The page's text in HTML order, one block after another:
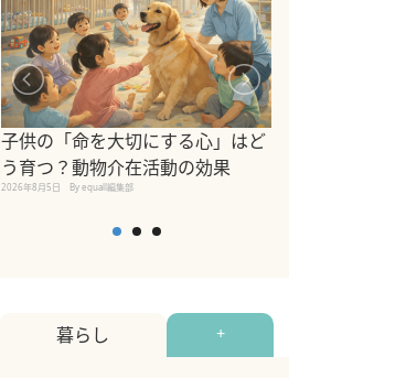
子供の「命を大切にする心」はど
う育つ？動物介在活動の効果
2026年8月5日 By equall編集部
暮らし +